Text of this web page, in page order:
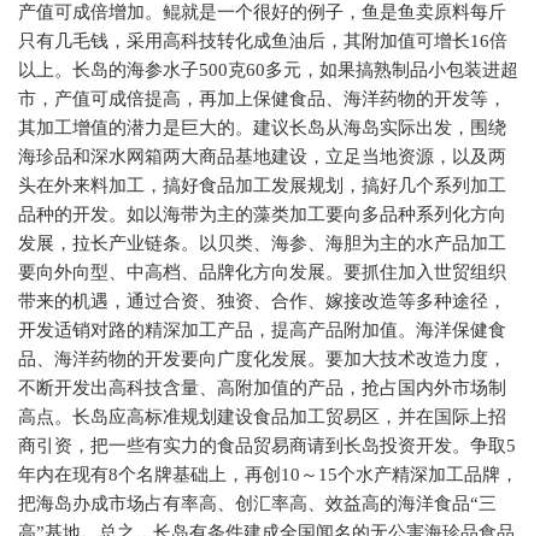
产值可成倍增加。鲲就是一个很好的例子，鱼是鱼卖原料每斤
只有几毛钱，采用高科技转化成鱼油后，其附加值可增长16倍
以上。长岛的海参水子500克60多元，如果搞熟制品小包装进超
市，产值可成倍提高，再加上保健食品、海洋药物的开发等，
其加工增值的潜力是巨大的。建议长岛从海岛实际出发，围绕
海珍品和深水网箱两大商品基地建设，立足当地资源，以及两
头在外来料加工，搞好食品加工发展规划，搞好几个系列加工
品种的开发。如以海带为主的藻类加工要向多品种系列化方向
发展，拉长产业链条。以贝类、海参、海胆为主的水产品加工
要向外向型、中高档、品牌化方向发展。要抓住加入世贸组织
带来的机遇，通过合资、独资、合作、嫁接改造等多种途径，
开发适销对路的精深加工产品，提高产品附加值。海洋保健食
品、海洋药物的开发要向广度化发展。要加大技术改造力度，
不断开发出高科技含量、高附加值的产品，抢占国内外市场制
高点。长岛应高标准规划建设食品加工贸易区，并在国际上招
商引资，把一些有实力的食品贸易商请到长岛投资开发。争取5
年内在现有8个名牌基础上，再创10～15个水产精深加工品牌，
把海岛办成市场占有率高、创汇率高、效益高的海洋食品“三